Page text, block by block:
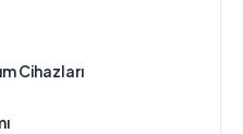
Cihazları